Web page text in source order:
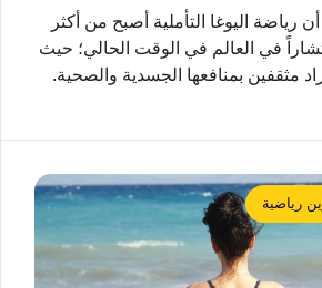
رياضة اليوغا التأملية أصبح من أكثر
في العالم في الوقت الحالي؛ حيث
مثقفين بمنافعها الجسدية والصحية.
رياضية